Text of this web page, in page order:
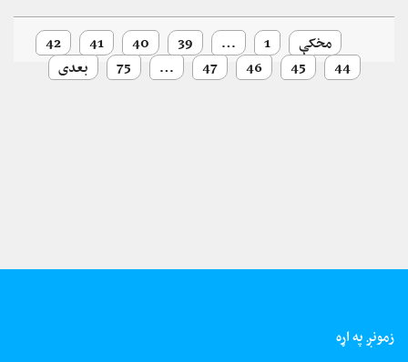
مخکې 1
…
39
40
41
42
44
45
46
47
…
75 بعدی
زمونږ په اړه